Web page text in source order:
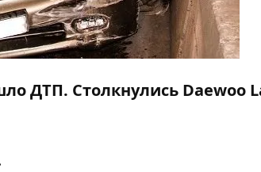
ДТП. Столкнулись Daewoo